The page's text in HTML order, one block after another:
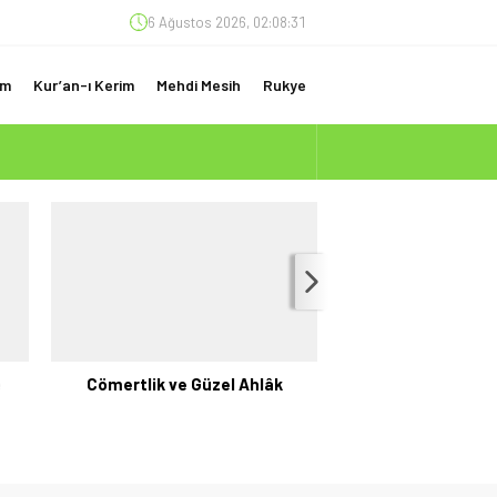
6 Ağustos 2026, 02:08:32
Kur’an-ı Kerim Mehdi Mesih Rukye
ÖNEMLİ)
Cömertlik ve Güzel Ahlâk